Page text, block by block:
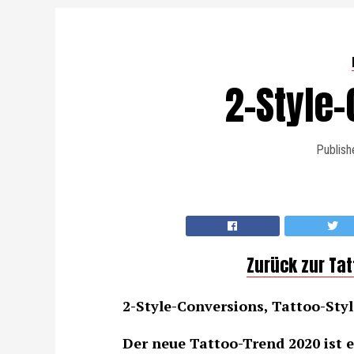
2-
Zurück zur
2-Style-Conversions, Tattoo-
Der neue Tattoo-Trend 2020 ist